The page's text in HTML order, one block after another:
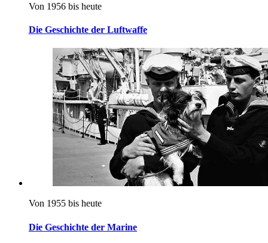
Von 1956 bis heute
Die Geschichte der Luftwaffe
Von 1955 bis heute
Die Geschichte der Marine